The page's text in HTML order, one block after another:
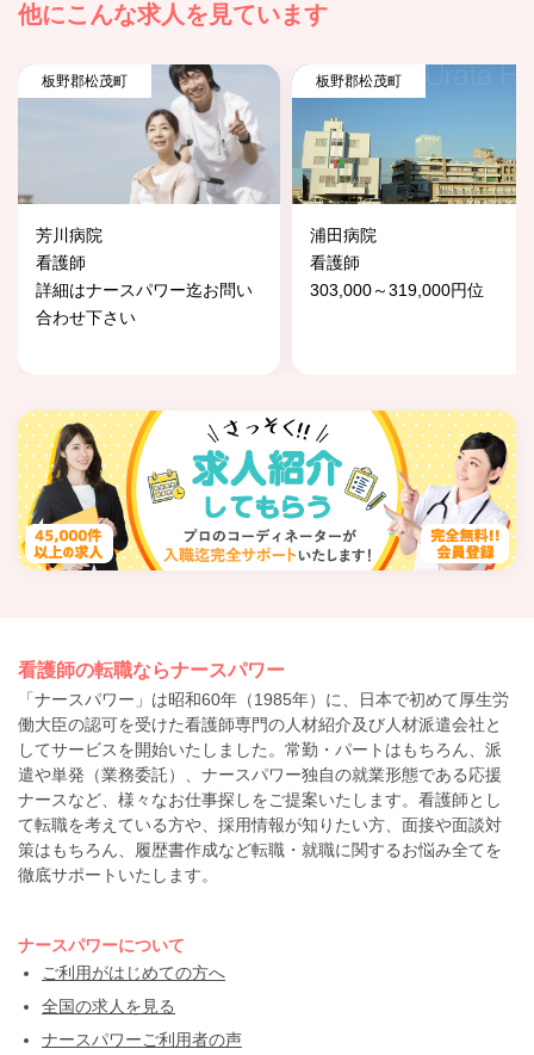
他にこんな求人を見ています
板野郡松茂町
芳川病院
看護師
詳細はナースパワー迄お問い
合わせ下さい
板野郡松茂町
浦田病院
看護師
303,000～319,000円位
看護師の転職ならナースパワー
「ナースパワー」は昭和60年（1985年）に、日本で初めて厚生労
働大臣の認可を受けた看護師専門の人材紹介及び人材派遣会社と
してサービスを開始いたしました。常勤・パートはもちろん、派
遣や単発（業務委託）、ナースパワー独自の就業形態である応援
ナースなど、様々なお仕事探しをご提案いたします。看護師とし
て転職を考えている方や、採用情報が知りたい方、面接や面談対
策はもちろん、履歴書作成など転職・就職に関するお悩み全てを
徹底サポートいたします。
ナースパワーについて
ご利用がはじめての方へ
全国の求人を見る
ナースパワーご利用者の声